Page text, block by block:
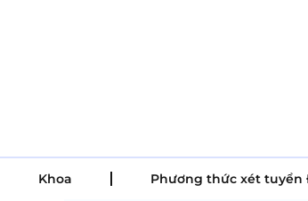
Khoa Phương thức xét tuyển